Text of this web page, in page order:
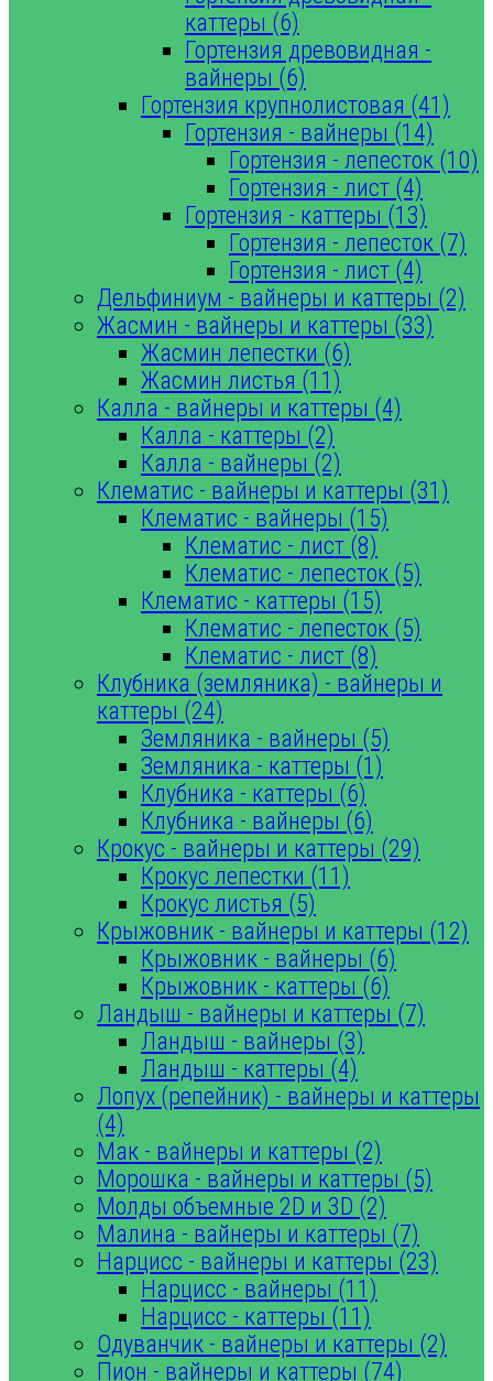
каттеры (6)
Гортензия древовидная -
вайнеры (6)
Гортензия крупнолистовая (41)
Гортензия - вайнеры (14)
Гортензия - лепесток (10)
Гортензия - лист (4)
Гортензия - каттеры (13)
Гортензия - лепесток (7)
Гортензия - лист (4)
Дельфиниум - вайнеры и каттеры (2)
Жасмин - вайнеры и каттеры (33)
Жасмин лепестки (6)
Жасмин листья (11)
Калла - вайнеры и каттеры (4)
Калла - каттеры (2)
Калла - вайнеры (2)
Клематис - вайнеры и каттеры (31)
Клематис - вайнеры (15)
Клематис - лист (8)
Клематис - лепесток (5)
Клематис - каттеры (15)
Клематис - лепесток (5)
Клематис - лист (8)
Клубника (земляника) - вайнеры и
каттеры (24)
Земляника - вайнеры (5)
Земляника - каттеры (1)
Клубника - каттеры (6)
Клубника - вайнеры (6)
Крокус - вайнеры и каттеры (29)
Крокус лепестки (11)
Крокус листья (5)
Крыжовник - вайнеры и каттеры (12)
Крыжовник - вайнеры (6)
Крыжовник - каттеры (6)
Ландыш - вайнеры и каттеры (7)
Ландыш - вайнеры (3)
Ландыш - каттеры (4)
Лопух (репейник) - вайнеры и каттеры
(4)
Мак - вайнеры и каттеры (2)
Морошка - вайнеры и каттеры (5)
Молды объемные 2D и 3D (2)
Малина - вайнеры и каттеры (7)
Нарцисс - вайнеры и каттеры (23)
Нарцисс - вайнеры (11)
Нарцисс - каттеры (11)
Одуванчик - вайнеры и каттеры (2)
Пион - вайнеры и каттеры (74)